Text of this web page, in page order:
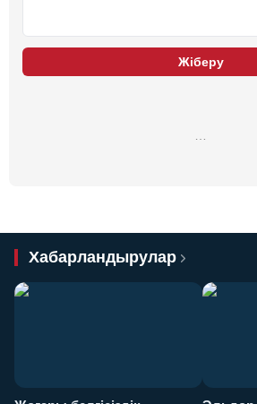
Жіберу
Хабарландырулар